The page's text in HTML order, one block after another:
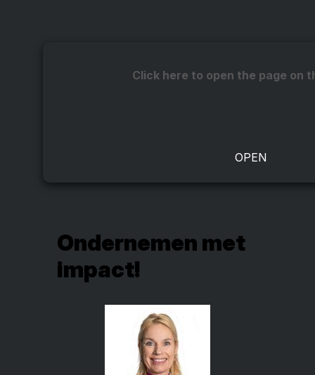
Click here to open the page on
Ondernemen met
impact!